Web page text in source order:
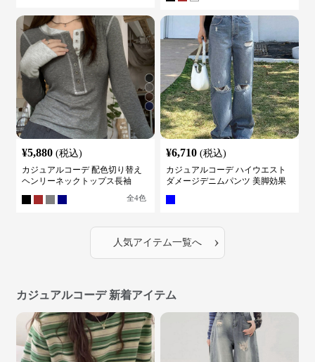
¥5,880 (税込)
カジュアルコーデ 配色切り替え
ヘンリーネックトップス長袖
全4色
¥6,710 (税込)
カジュアルコーデ ハイウエスト
ダメージデニムパンツ 美脚効果
人気アイテム一覧へ ›
カジュアルコーデ 新着アイテム